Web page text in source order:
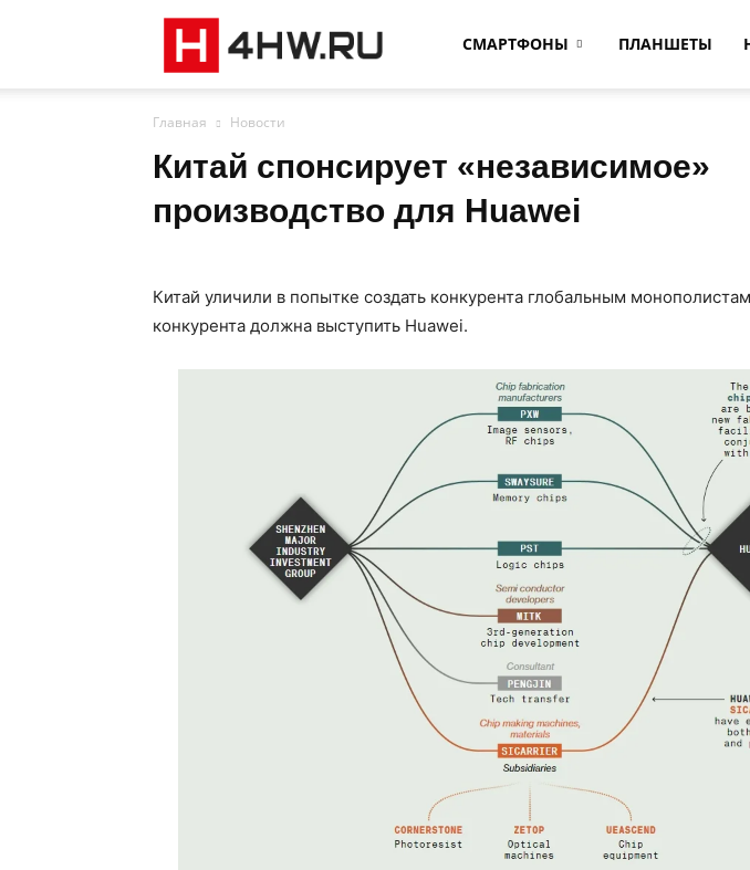
СМАРТФОНЫ ПЛАНШЕТЫ
Главная Новости
Китай спонсирует «независимое»
производство для Huawei
Китай уличили в попытке создать конкурента глобальным
конкурента должна выступить Huawei.